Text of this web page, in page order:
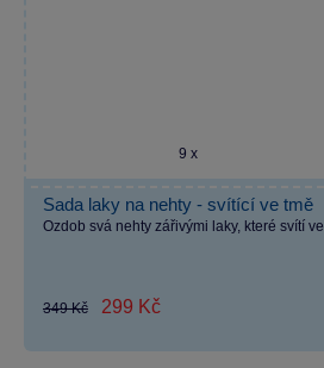
9 x
Sada laky na nehty - svítící ve tmě
Ozdob svá nehty zářivými laky, které svítí
349 Kč 299 Kč